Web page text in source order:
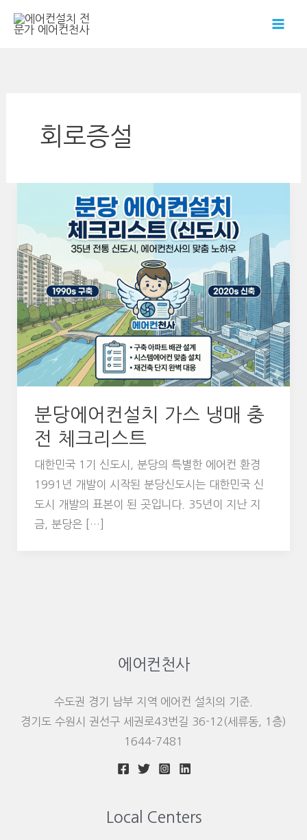
회로증설
분당에어컨설치 가스 냉매 충
전 체크리스트
대한민국 1기 신도시, 분당의 특별한 에어컨 환경
1991년 개발이 시작된 분당신도시는 대한민국 신
도시 개발의 표본이 된 곳입니다. 35년이 지난 지
금, 분당은 […]
에어컨천사
수도권 경기 남부 지역 에어컨 설치의 기준.
경기도 수원시 권선구 세권로43번길 36-12(세류동, 1층)
1644-7481
Local Centers